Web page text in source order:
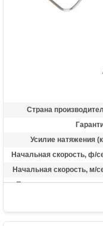
Страна
Усилие натяжения
Начальная скорость, ф/
Начальная скорость, м/
Прицельная
Размах плечей